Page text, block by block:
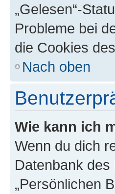
„Gelesen“-
Probleme bei
die Cookies
Nach oben
Wie kann ich
Wenn du dich
Datenbank
„Persönlichen